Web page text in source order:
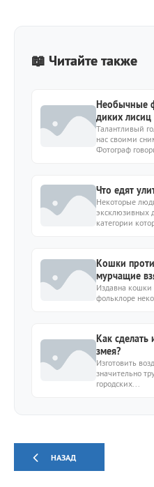
📖 Читайте также
Необычные
диких лисиц
Талантливый
нас своими
Фотограф
Что едят
Некоторые
эксклюзивных
категории
Кошки
мурчащие
Издавна кошки
фольклоре
Как сделать
змея?
Изготовить
значительно
городских...
НАЗАД